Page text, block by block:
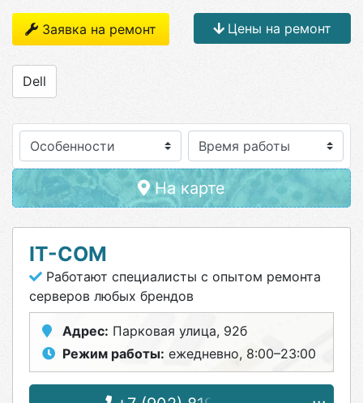
Заявка на ремонт Цены на ремонт
Dell
Особенности
На карте
IT-COM
Работают специалисты с опытом ремонта
серверов любых брендов
Адрес: Парковая улица, 92б
Режим работы: ежедневно, 8:00–23:00